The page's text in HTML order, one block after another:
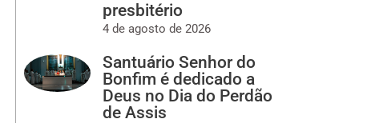
presbitério
4 de agosto de 2026
Santuário Senhor do
Bonfim é dedicado a
Deus no Dia do Perdão
de Assis